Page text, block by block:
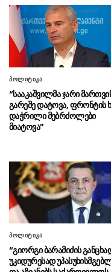
07.08 - 15:32
ძალებმა ესტონეთში
თავდაცვის
07.08 - 15:27ბოლნისში
საქმიანობა შეუჩერდა
07.08 - 15:19“ის
რუსეთის წინააღმდეგ
რასაც დღეს დგამენ
ფარგლებს გარედან
07.08 - 15:16მებაჟე
ოდენობით
საიუველირო
აღკვეთეს
07.08 - 15:15
დატოვებს
ნია იმნაძეს და
პოლიტიკა
“სააკაშვილმა ჯარი
გარეშე დატოვა, ფრონტის
დაჭრილი მებრძოლები
მიატოვა”
პოლიტიკა
“გიორგი ბარამიძის
უკიდურესად